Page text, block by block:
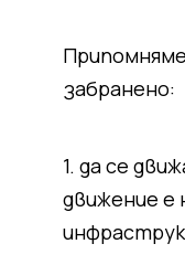
забранено:
1. да се
движение е